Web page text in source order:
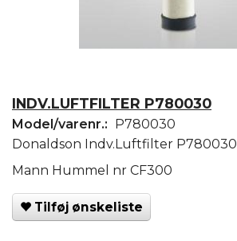
INDV.LUFTFILTER P780030
Model/varenr.:
P780030
Donaldson Indv.Luftfilter P780030
Mann Hummel nr CF300
Tilføj ønskeliste